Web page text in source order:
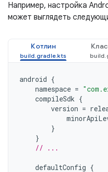
Например, настройка
может выглядеть
Котлин
android {
namespace =
compileSdk {
version =
}
}
// ...
defaultConfig {